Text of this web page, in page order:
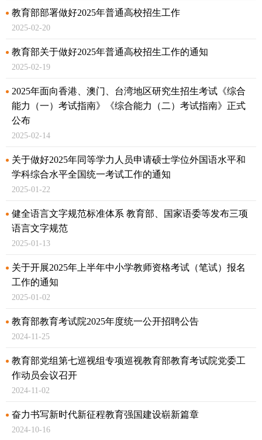
教育部部署做好2025年普通高校招生工作
2025-02-20
教育部关于做好2025年普通高校招生工作的通知
2025-02-19
2025年面向香港、澳门、台湾地区研究生招生考试《综合
能力（一）考试指南》
《综合能力（二）考试指南》正式
公布
2025-02-14
关于做好2025年同等学力人员申请硕士学位外国语水平和
学科综合水平全国统一考试工作的通知
2025-01-22
健全语言文字规范标准体系 教育部、国家语委等发布三项
语言文字规范
2025-01-13
关于开展2025年上半年中小学教师资格考试（笔试）报名
工作的通知
2025-01-02
教育部教育考试院2025年度统一公开招聘公告
2024-11-25
教育部党组第七巡视组专项巡视教育部教育考试院党委工
作动员会议召开
2024-11-02
奋力书写新时代新征程教育强国建设崭新篇章
2024-10-16